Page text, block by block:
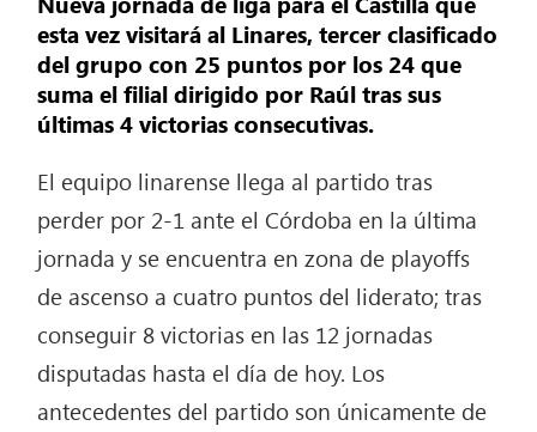
esta vez visitará al Linares, tercer clasificado
del grupo con 25 puntos por los 24 que
suma el filial dirigido por Raúl tras sus
últimas 4 victorias consecutivas.
El equipo linarense llega al partido tras
perder por 2-1 ante el Córdoba en la última
jornada y se encuentra en zona de playoffs
de ascenso a cuatro puntos del liderato; tras
conseguir 8 victorias en las 12 jornadas
disputadas hasta el día de hoy. Los
antecedentes del partido son únicamente de